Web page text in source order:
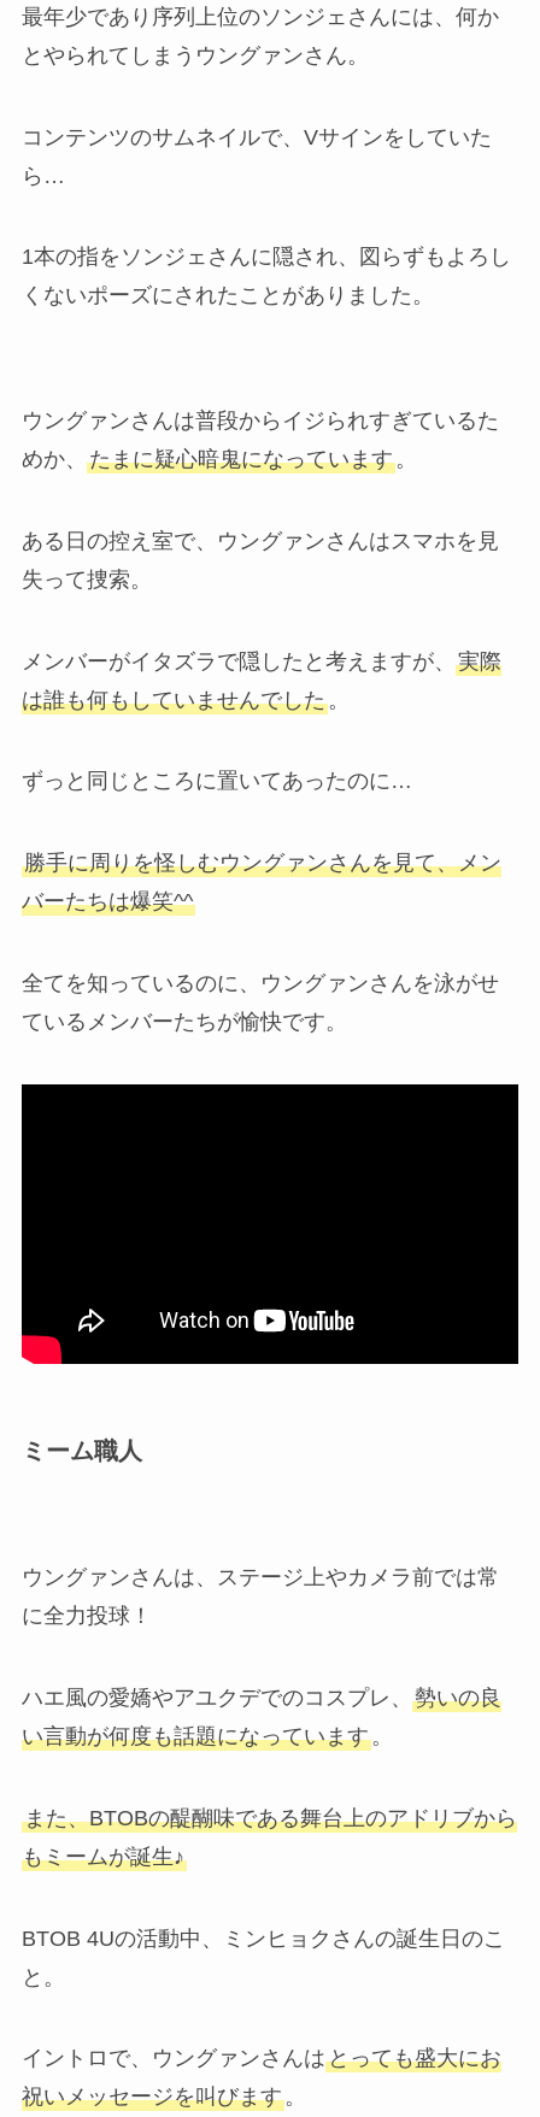
最年少であり序列上位のソンジェさんには、何か
とやられてしまうウングァンさん。
コンテンツのサムネイルで、Vサインをしていた
ら…
1本の指をソンジェさんに隠され、図らずもよろし
くないポーズにされたことがありました。
ウングァンさんは普段からイジられすぎているた
めか、 たまに疑心暗鬼になっています。
ある日の控え室で、ウングァンさんはスマホを見
失って捜索。
メンバーがイタズラで隠したと考えますが、 実際
は誰も何もしていませんでした。
ずっと同じところに置いてあったのに…
勝手に周りを怪しむウングァンさんを見て、メン
バーたちは爆笑^^
全てを知っているのに、ウングァンさんを泳がせ
ているメンバーたちが愉快です。
ミーム職人
ウングァンさんは、ステージ上やカメラ前では常
に全力投球！
ハエ風の愛嬌やアユクデでのコスプレ、 勢いの良
い言動が何度も話題になっています。
また、BTOBの醍醐味である舞台上のアドリブから
もミームが誕生♪
BTOB 4Uの活動中、ミンヒョクさんの誕生日のこ
と。
イントロで、ウングァンさんはとっても盛大にお
祝いメッセージを叫びます。